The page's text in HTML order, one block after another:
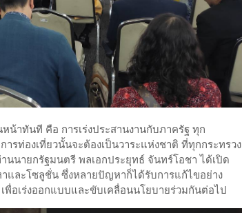
ทันที คือ การเร่งประสานงานกับภาครัฐ ทุก
ารท่องเที่ยวนั้นจะต้องเป็นวาระแห่งชาติ ที่ทุกกระทรวง
นายกรัฐมนตรี พลเอกประยุทธ์ จันทร์โอชา ได้เปิด
และโซลูชั่น ซึ่งหลายปัญหาก็ได้รับการแก้ไขอย่าง
อเร่งออกแบบและขับเคลื่อนนโยบายร่วมกันต่อไป